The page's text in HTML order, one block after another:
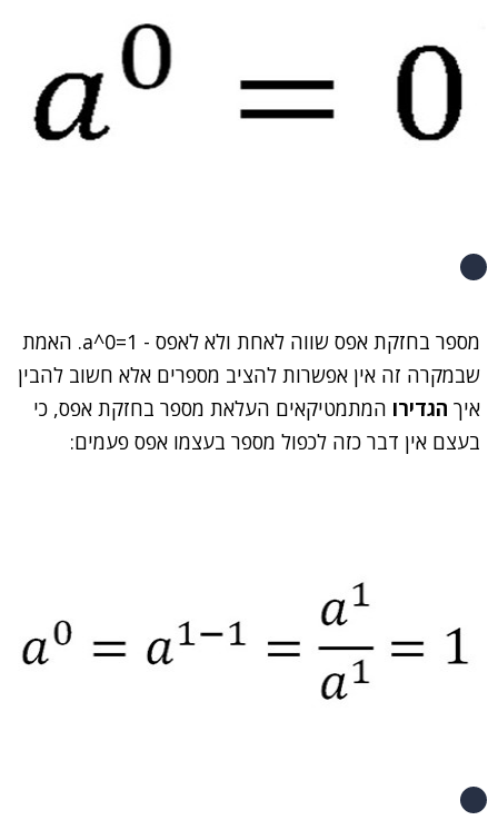
מספר בחזקת אפס שווה לאחת ולא לאפס - a^0=1. האמת
שבמקרה זה אין אפשרות להציב מספרים אלא חשוב להבין
איך הגדירו המתמטיקאים העלאת מספר בחזקת אפס, כי
בעצם אין דבר כזה לכפול מספר בעצמו אפס פעמים: